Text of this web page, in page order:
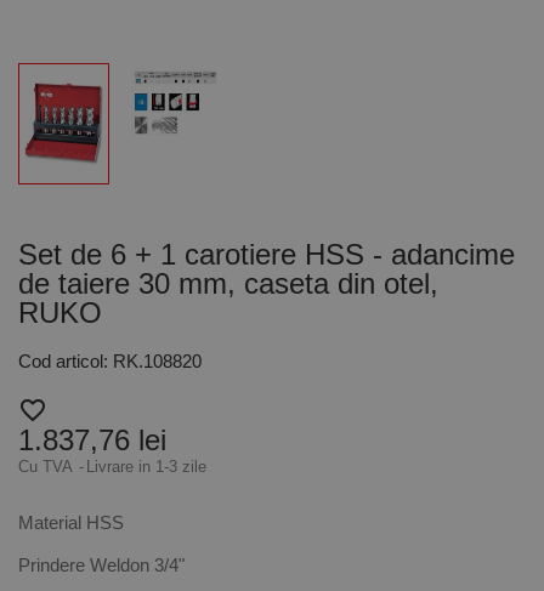
Set de 6 + 1 carotiere HSS - adancime
de taiere 30 mm, caseta din otel,
RUKO
Cod articol: RK.108820
favorite_border
1.837,76 lei
Cu TVA Livrare in 1-3 zile
Material HSS
Prindere Weldon 3/4"